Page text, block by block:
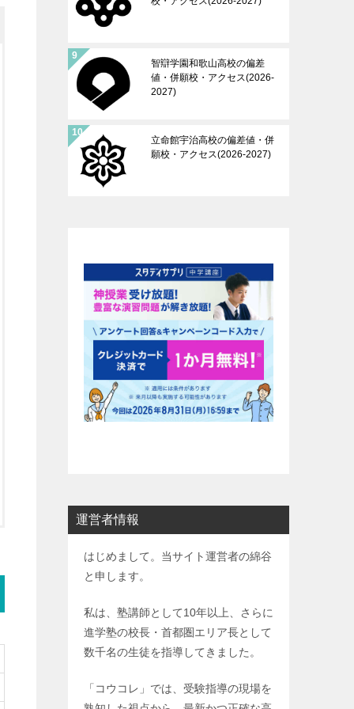
智辯学園和歌山高校の偏差
値・併願校・アクセス(2026-
2027)
立命館宇治高校の偏差値・併
願校・アクセス(2026-2027)
運営者情報
はじめまして。当サイト運営者の綿谷
と申します。
私は、塾講師として10年以上、さらに
進学塾の校長・首都圏エリア長として
数千名の生徒を指導してきました。
「コウコレ」では、受験指導の現場を